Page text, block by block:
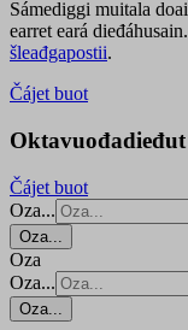
Sámediggi muitala
earret eará dieđáhusain.
šleađgapostii.
Čájet buot
Oktavuođadieđut
Čájet buot
Oza...
Oza...
Oza
Oza...
Oza...